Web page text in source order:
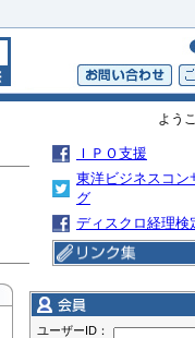
よう
ＩＰＯ支援
東洋ビジネスコン
グ
ディスクロ経理検
ユーザーID：